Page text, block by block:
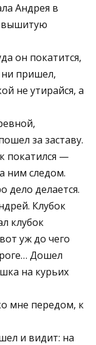
Андрея в
вышитую
он покатится,
ни пришел,
не утирайся, а
за заставу.
покатился —
ним следом.
дело делается.
Клубок
клубок
уж до чего
Дошел
на курьих
мне передом, к
и видит: на